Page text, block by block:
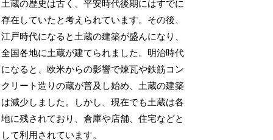
土蔵の歴史は古く、平安時代後期にはすでに
存在していたと考えられています。その後、
江戸時代になると土蔵の建築が盛んになり、
全国各地に土蔵が建てられました。明治時代
になると、欧米からの影響で煉瓦や鉄筋コン
クリート造りの蔵が普及し始め、土蔵の建築
は減少しました。しかし、現在でも土蔵は各
地に残されており、倉庫や店舗、住宅などと
して利用されています。